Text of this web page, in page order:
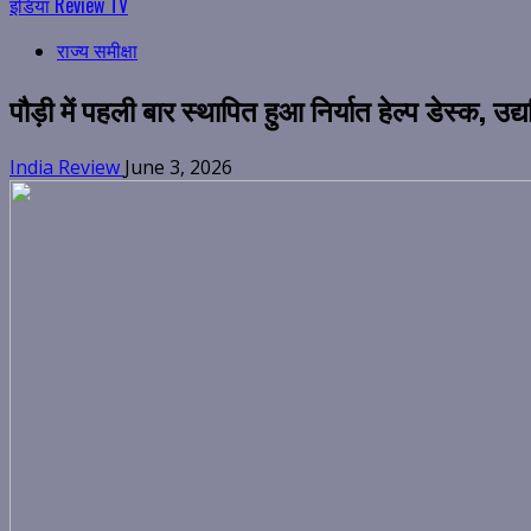
राज्य समीक्षा
पौड़ी में पहली बार स्थापित हुआ निर्यात हेल्प डेस्क,
India Review June 3, 2026